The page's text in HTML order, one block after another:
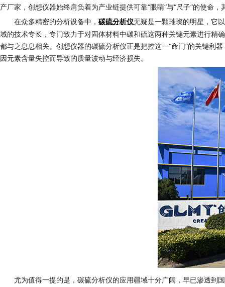
产厂家，创想仪器始终肩负着为产业链提供可靠“眼睛”与“尺子”的使命
在众多精密的分析设备中， 碳硫分析仪无疑是一颗璀璨的明星，它
域的技术专长，专门致力于对固体材料中碳和硫这两种关键元素进行精
都与之息息相关。创想仪器的碳硫分析仪正是把控这一“命门”的关键利
因元素含量失控而导致的质量波动与经济损失。
尤为值得一提的是，碳硫分析仪的应用疆域十分广阔，早已渗透到